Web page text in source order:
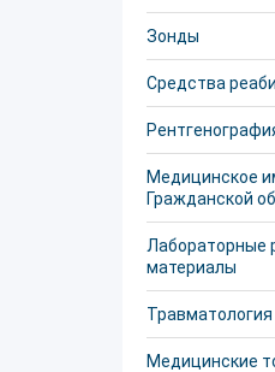
Зонды
Средства
Медицинское
Гражданской
Лабораторные
материалы
Травматология
Медицинские